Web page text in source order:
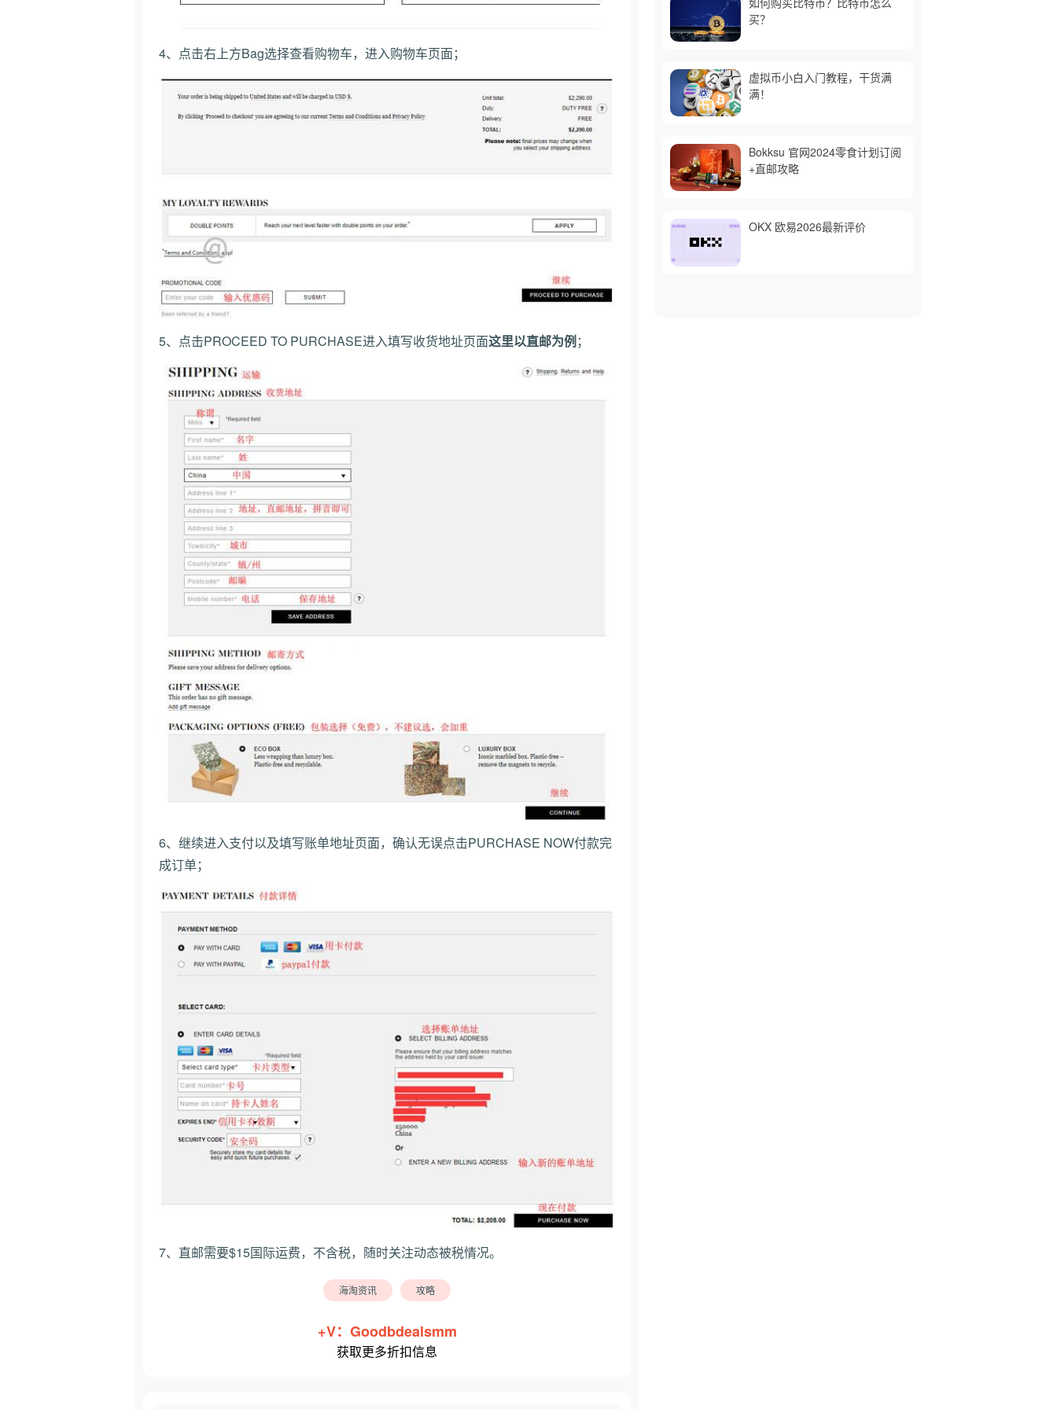
4、点击右上方Bag选择查看购物车，进入购物车页面；
5、点击PROCEED TO PURCHASE进入填写收货地址页面这里以直邮为例；
6、继续进入支付以及填写账单地址页面，确认无误点击PURCHASE NOW付款完
成订单；
7、直邮需要$15国际运费，不含税，随时关注动态被税情况。
海淘资讯 攻略
+V：Goodbdealsmm
获取更多折扣信息
买？
虚拟币小白入门教程，干货满
满！
Bokksu 官网2024零食计划订阅
+直邮攻略
OKX 欧易2026最新评价